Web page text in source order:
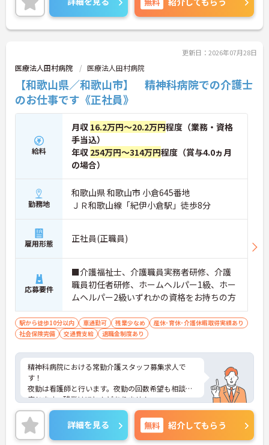
す。子育て中の方も無理なく働ける環境です。年間
休日120日あり、ワークライフバランスも大切にし
ていただます。
に詳細をお話しいたしますのでお気軽にご相談くだ更新日：2026年07月28日
医療法人田村病院 医療法人田村病院
【和歌山県／和歌山市】 精神科病院での介護士
のお仕事です《正社員》
給料
月収 16.2万円～20.2万円程度（業務・資格
手当込）
年収 254万円～314万円程度（賞与4.0ヵ月
の場合）
勤務地
和歌山県 和歌山市 小倉645番地
ＪＲ和歌山線「紀伊小倉駅」徒歩8分
雇用形態 正社員(正職員)
応募要件
■介護福祉士、介護職員実務者研修、介護
職員初任者研修、ホームヘルパー1級、ホー
ムヘルパー2級いずれかの資格をお持ちの方
駅から徒歩10分以内 車通勤可 残業少なめ
産休･育休･介護休暇取得実績あり
社会保険完備
交通費支給 退職金制度あり
精神科病院における常勤介護スタッフ募集求人で
す！
夜勤は看護師と行います。夜勤の回数希望も相談に
応じます。残業はほとんどありません。
ご興味ある方には、面接のポイントなど、さらに詳
細をお話致しますのでお気軽にご相談ください。
詳細を見る 無料 紹介してもらう